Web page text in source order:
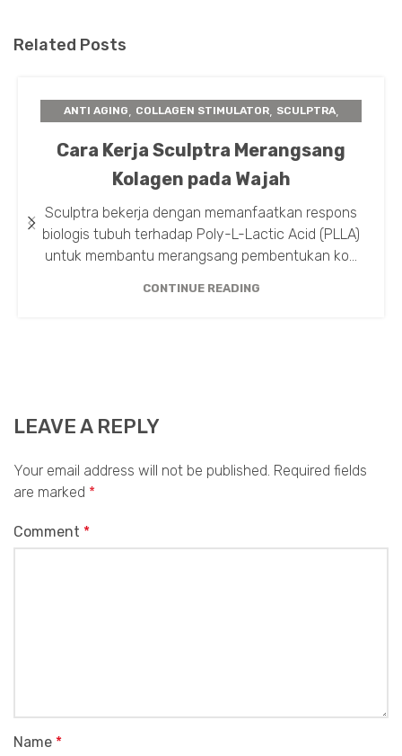
Related Posts
ANTI AGING, COLLAGEN STIMULATOR, SCULPTRA,
Cara Kerja Sculptra Merangsang
Kolagen pada Wajah
Sculptra bekerja dengan memanfaatkan respons
biologis tubuh terhadap Poly-L-Lactic Acid (PLLA)
untuk membantu merangsang pembentukan ko...
CONTINUE READING
LEAVE A REPLY
Your email address will not be published. Required fields
are marked *
Comment *
Name *